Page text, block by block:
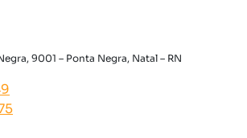
9001 – Ponta Negra, Natal – RN